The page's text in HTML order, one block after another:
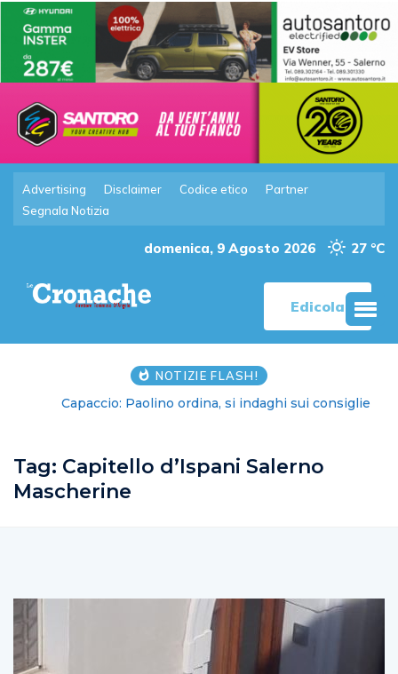
Advertising Disclaimer Codice etico
Partner
Segnala Notizia
domenica, 9 Agosto 2026 27 °C
Edicola
NOTIZIE FLASH!
Capaccio: Paolino ordina, si indaghi sui consiglieri
Tag:Capitello d’Ispani Salerno